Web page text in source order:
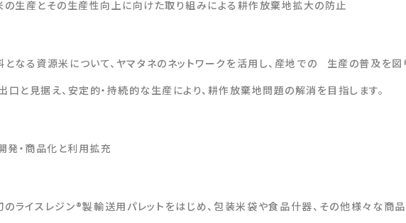
の生産とその生産性向上に向けた取り組みによる耕作放棄地拡大の防止
なる資源米について、ヤマタネのネットワークを活用し、産地での 生産の普及を図
と見据え、安定的・持続的な生産により、耕作放棄地問題の解消を目指します。
発・商品化と利用拡充
ライスレジン®製輸送用パレットをはじめ、包装米袋や食品什器、その他様々な商